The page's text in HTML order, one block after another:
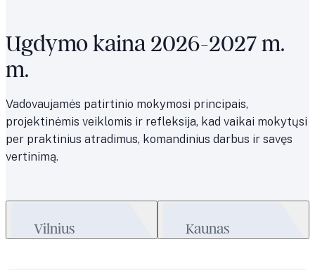
Ugdymo kaina 2026-2027 m.
m.
Vadovaujamės patirtinio mokymosi principais,
projektinėmis veiklomis ir refleksija, kad vaikai mokytųsi
per praktinius atradimus, komandinius darbus ir savęs
vertinimą.
Vilnius Kaunas